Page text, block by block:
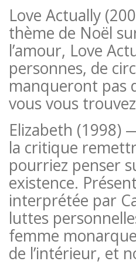
Love Actually
thème de Noël
l’amour, Love
personnes, de
manqueront pas
vous vous
Elizabeth (1998)
la critique
pourriez penser
existence.
interprétée par
luttes
femme
de l’intérieur, et